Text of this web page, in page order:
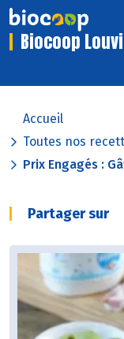
Biocoop
Accueil
Toutes nos
Prix Engagés :
Partager sur